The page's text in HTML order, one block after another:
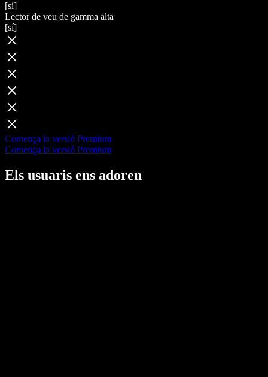
[sí]
Lector de veu de gamma alta
[sí]
Comença la versió Premium
Comença la versió Premium
Els usuaris ens adoren